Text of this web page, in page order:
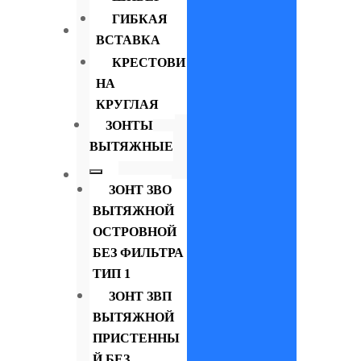
ГИБКАЯ
ВСТАВКА
КРЕСТОВИ
НА
КРУГЛАЯ
ЗОНТЫ
ВЫТЯЖНЫЕ
ЗОНТ ЗВО
ВЫТЯЖНОЙ
ОСТРОВНОЙ
БЕЗ ФИЛЬТРА
ТИП 1
ЗОНТ ЗВП
ВЫТЯЖНОЙ
ПРИСТЕННЫ
Шумоглушители для
вентиляции
Шумоглушитель круглый
Шумоглушитель трубчатый
Шумоглушитель
пластинчатый
Вставки, вкладыши для урн
Урны уличные, ведра